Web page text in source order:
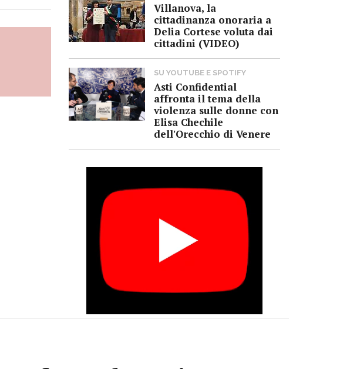
Villanova, la
cittadinanza onoraria a
Delia Cortese voluta dai
cittadini (VIDEO)
SU YOUTUBE E SPOTIFY
Asti Confidential
affronta il tema della
violenza sulle donne con
Elisa Chechile
dell'Orecchio di Venere